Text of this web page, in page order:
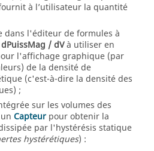
à l’utilisateur la quantité
dans l'éditeur de formules à
dPuissMag / dVà utiliser en
l'affichage graphique (par
de la densité de
(c'est-à-dire la densité des
;
sur les volumes des
Capteur pour obtenir la
par l'hystérésis statique
hystérétiques) :